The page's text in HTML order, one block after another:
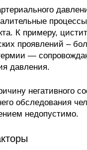
процессы
К примеру,
проявлений –
—
давления.
негативного
обследования
недопустимо.